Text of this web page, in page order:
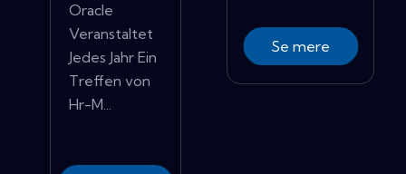
Oracle
Veranstaltet
Jedes Jahr Ein
Treffen von
Hr-M...
Se mere